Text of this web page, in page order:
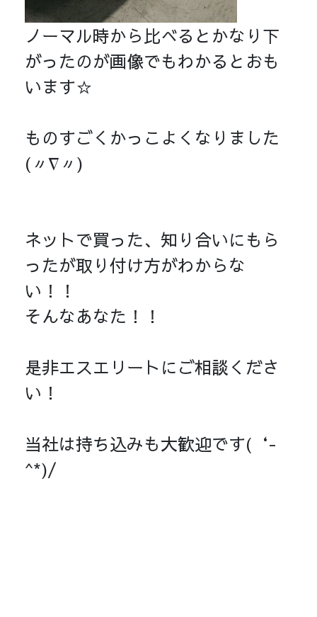
ノーマル時から比べるとかなり下
がったのが画像でもわかるとおも
います☆
ものすごくかっこよくなりました
(〃∇〃)
ネットで買った、知り合いにもら
ったが取り付け方がわからな
い！！
そんなあなた！！
是非エスエリートにご相談くださ
い！
当社は持ち込みも大歓迎です(‘-
^*)/